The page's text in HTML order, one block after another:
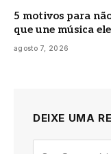
5 motivos para
que une música
agosto 7, 2026
DEIXE UMA